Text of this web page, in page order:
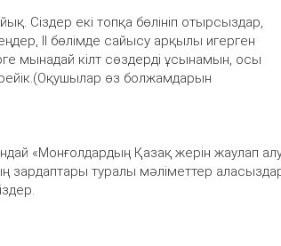
Сіздер екі топқа бөлініп отырсыздар,
ІІ бөлімде сайысу арқылы игерген
мынадай кілт сөздерді ұсынамын, осы
өз болжамдарын
«Монғолдардың Қазақ жерін жаулап
туралы мәліметтер